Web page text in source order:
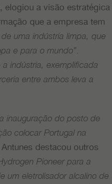
elogiou a visão estratégica
que a empresa tem
de uma indústria limpa, que
e para o mundo”.
indústria, exemplificada
entre ambos leva a
inauguração do posto de
colocar Portugal na
destacou outros
Pioneer para a
um eletrolisador alcalino de